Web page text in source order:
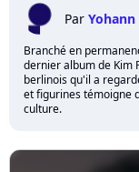
Par Yohann
Branché en
dernier album de Kim
berlinois qu'il a
et figurines témoigne
culture.